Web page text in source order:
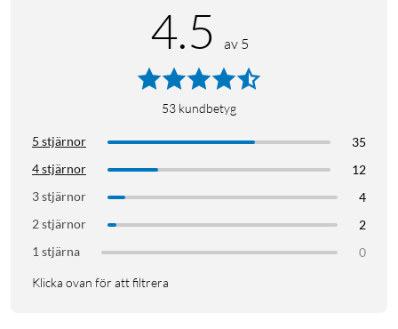
4.5 av 5
53 kundbetyg
5 stjärnor
35
4 stjärnor
12
3 stjärnor
4
2 stjärnor
2
1 stjärna
0
Klicka ovan för att filtrera